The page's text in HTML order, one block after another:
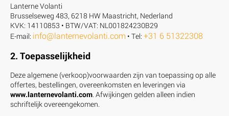
Lanterne Volanti
Brusselseweg 483, 6218 HW Maastricht, Nederland
KVK: 14110853 • BTW/VAT: NL001824230B29
E-mail: info@lanternevolanti.com • Tel: +31 6 51322308
2. Toepasselijkheid
Deze algemene (verkoop)voorwaarden zijn van toepassing op alle
offertes, bestellingen, overeenkomsten en leveringen via
www.lanternevolanti.com. Afwijkingen gelden alleen indien
schriftelijk overeengekomen.